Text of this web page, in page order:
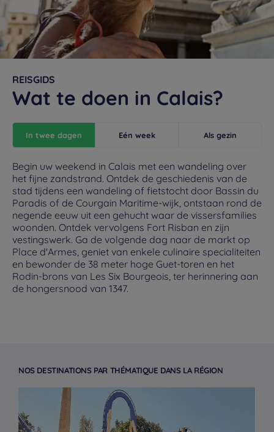
REISGIDS
Wat te doen in Calais?
In twee dagen Eén week Als gezin
Begin uw weekend in Calais met een wandeling over
het fijne zandstrand. Ontdek de geschiedenis van de
stad tijdens een wandeling of fietstocht door Bassin du
Paradis of de Courgain Maritime-wijk, ontstaan rond de
negende eeuw uit een gehucht waar de vissersfamilies
woonden. Ontdek vervolgens Fort Risban en zijn
vestingswerk. Ga de volgende dag naar de markt op
Place d'Armes, geniet van enkele culinaire specialiteiten
en bewonder de 38 meter hoge Guet-toren en het
Rodin-brons van Les Six Bourgeois, ter herinnering aan
de hongersnood van 1347.
NOS DESTINATIONS PAR THÉMATIQUE DANS LA RÉGION